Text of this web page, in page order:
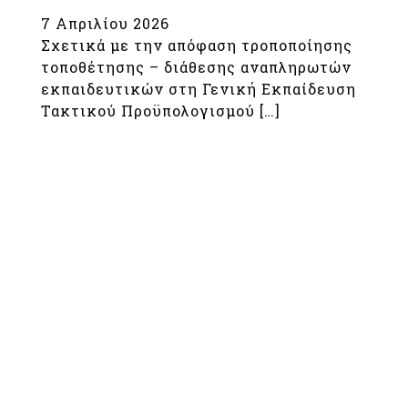
7 Απριλίου 2026
Σχετικά με την απόφαση τροποποίησης
τοποθέτησης – διάθεσης αναπληρωτών
εκπαιδευτικών στη Γενική Εκπαίδευση
Τακτικού Προϋπολογισμού […]